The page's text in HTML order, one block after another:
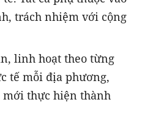
trách nhiệm với cộng
linh hoạt theo từng
tế mỗi địa phương,
mới thực hiện thành